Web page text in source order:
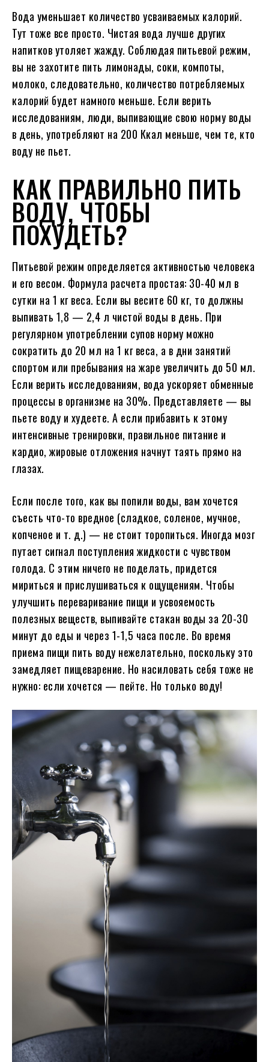
Вода уменьшает количество усваиваемых калорий.
Тут тоже все просто. Чистая вода лучше других
напитков утоляет жажду. Соблюдая питьевой режим,
вы не захотите пить лимонады, соки, компоты,
молоко, следовательно, количество потребляемых
калорий будет намного меньше. Если верить
исследованиям, люди, выпивающие свою норму воды
в день, употребляют на 200 Ккал меньше, чем те, кто
воду не пьет.
КАК ПРАВИЛЬНО ПИТЬ
ВОДУ, ЧТОБЫ
ПОХУДЕТЬ?
Питьевой режим определяется активностью человека
и его весом. Формула расчета простая: 30-40 мл в
сутки на 1 кг веса. Если вы весите 60 кг, то должны
выпивать 1,8 — 2,4 л чистой воды в день. При
регулярном употреблении супов норму можно
сократить до 20 мл на 1 кг веса, а в дни занятий
спортом или пребывания на жаре увеличить до 50 мл.
Если верить исследованиям, вода ускоряет обменные
процессы в организме на 30%. Представляете — вы
пьете воду и худеете. А если прибавить к этому
интенсивные тренировки, правильное питание и
кардио, жировые отложения начнут таять прямо на
глазах.
Если после того, как вы попили воды, вам хочется
съесть что-то вредное (сладкое, соленое, мучное,
копченое и т. д.) — не стоит торопиться. Иногда мозг
путает сигнал поступления жидкости с чувством
голода. С этим ничего не поделать, придется
мириться и прислушиваться к ощущениям. Чтобы
улучшить переваривание пищи и усвояемость
полезных веществ, выпивайте стакан воды за 20-30
минут до еды и через 1-1,5 часа после. Во время
приема пищи пить воду нежелательно, поскольку это
замедляет пищеварение. Но насиловать себя тоже не
нужно: если хочется — пейте. Но только воду!